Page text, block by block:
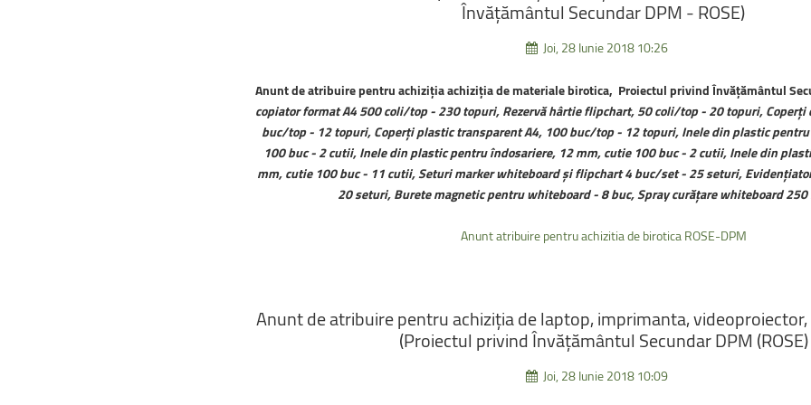
Învățământul SecundarDPM -ROSE)
Joi, 28 Iunie 2018 10:26
Anunt de atribuire pentru achiziția achiziția de materiale birotica, Proiectul privind Învățământul
copiator format A4 500 coli/top - 230 topuri, Rezervă hârtie flipchart, 50 coli/top - 20 topuri, Coperți
buc/top - 12 topuri, Coperți plastic transparent A4, 100 buc/top - 12 topuri, Inele din plastic
100 buc - 2 cutii, Inele din plastic pentru îndosariere, 12 mm, cutie 100 buc - 2 cutii, Inele din
mm, cutie 100 buc - 11 cutii, Seturi marker whiteboard și flipchart 4 buc/set - 25 seturi,
20 seturi, Burete magnetic pentru whiteboard - 8 buc, Spray curățare whiteboard
Anunt atribuire pentru achizitia de birotica ROSE-DPM
Anuntdeatribuirepentruachizițiadelaptop,imprimanta,videoproiector,
(Proiectul privindÎnvățământul SecundarDPM (ROSE)
Joi, 28 Iunie 2018 10:09